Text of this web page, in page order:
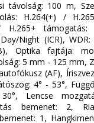
távolság: 100 m,
H.264(+) /
H.265+ támogatás:
Night (ICR), WDR:
Optika fajtája:
5 mm - 125 mm,
(AF),
4° - 53°,
Lencse
bemenet: 2,
1,